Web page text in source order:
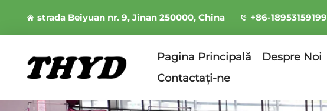
strada Beiyuan nr. 9, Jinan 250000, China +86-18953159199
Pagina Principală Despre Noi
Contactați-ne